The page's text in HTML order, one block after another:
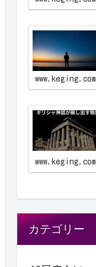
www.keging.com
www.keging.com
カテゴリー